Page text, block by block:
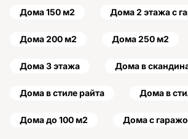
Дома 150 м2 Дома 2 этажа с
Дома 200 м2 Дома 250 м2
Дома 3 этажа Дома в
Дома в стиле райта Дома в
Дома до 100 м2 Дома с